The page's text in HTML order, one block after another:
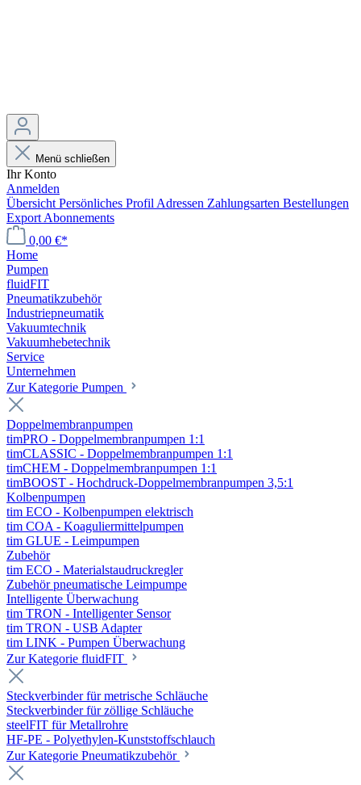
Menü schließen
Ihr Konto
Anmelden
Übersicht Persönliches Profil Adressen Zahlungsarten Bestellungen
Export Abonnements
0,00 €*
Home
Pumpen
fluidFIT
Pneumatikzubehör
Industriepneumatik
Vakuumtechnik
Vakuumhebetechnik
Service
Unternehmen
Zur Kategorie Pumpen
Doppelmembranpumpen
timPRO - Doppelmembranpumpen 1:1
timCLASSIC - Doppelmembranpumpen 1:1
timCHEM - Doppelmembranpumpen 1:1
timBOOST - Hochdruck-Doppelmembranpumpen 3,5:1
Kolbenpumpen
tim ECO - Kolbenpumpen elektrisch
tim COA - Koaguliermittelpumpen
tim GLUE - Leimpumpen
Zubehör
tim ECO - Materialstaudruckregler
Zubehör pneumatische Leimpumpe
Intelligente Überwachung
tim TRON - Intelligenter Sensor
tim TRON - USB Adapter
tim LINK - Pumpen Überwachung
Zur Kategorie fluidFIT
Steckverbinder für metrische Schläuche
Steckverbinder für zöllige Schläuche
steelFIT für Metallrohre
HF-PE - Polyethylen-Kunststoffschlauch
Zur Kategorie Pneumatikzubehör